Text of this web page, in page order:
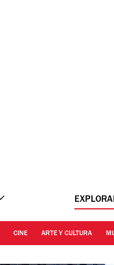
CINE ARTE Y CULTURA